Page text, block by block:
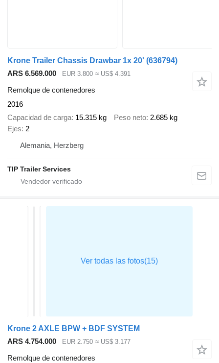
Krone Trailer Chassis Drawbar 1x 20' (636794)
ARS 6.569.000
EUR 3.800 ≈ US$ 4.391
Remolque de contenedores
2016
Capacidad de carga 15.315 kg Peso neto 2.685 kg
Ejes 2
Alemania, Herzberg
TIP Trailer Services
Krone 2 AXLE BPW + BDF SYSTEM
ARS 4.754.000
EUR 2.750 ≈ US$ 3.177
Remolque de contenedores